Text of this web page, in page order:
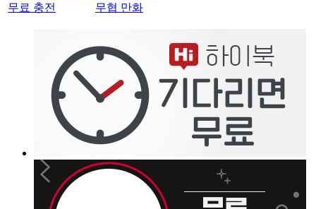
무료 충전
무협 만화